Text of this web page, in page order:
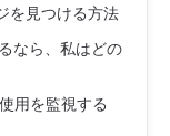
を見つける方法
なら、私はどの
用を監視する